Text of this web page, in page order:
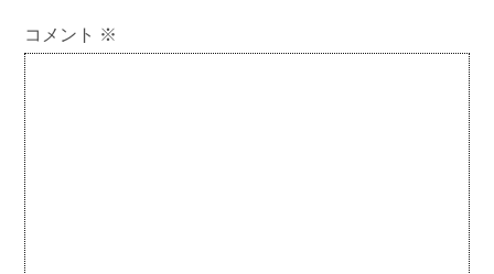
コメント ※